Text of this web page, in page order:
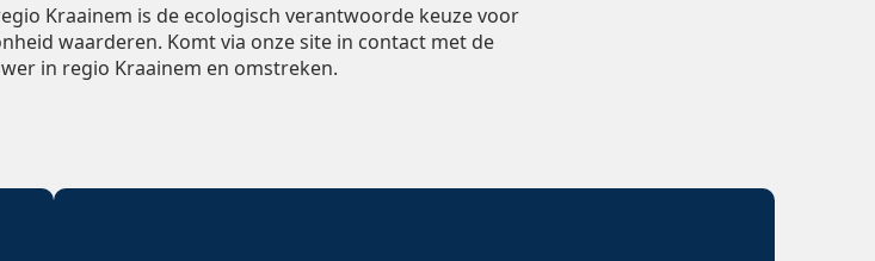
Kraainem is de ecologisch verantwoorde keuze voor
waarderen. Komt via onze site in contact met de
in regio Kraainem en omstreken.